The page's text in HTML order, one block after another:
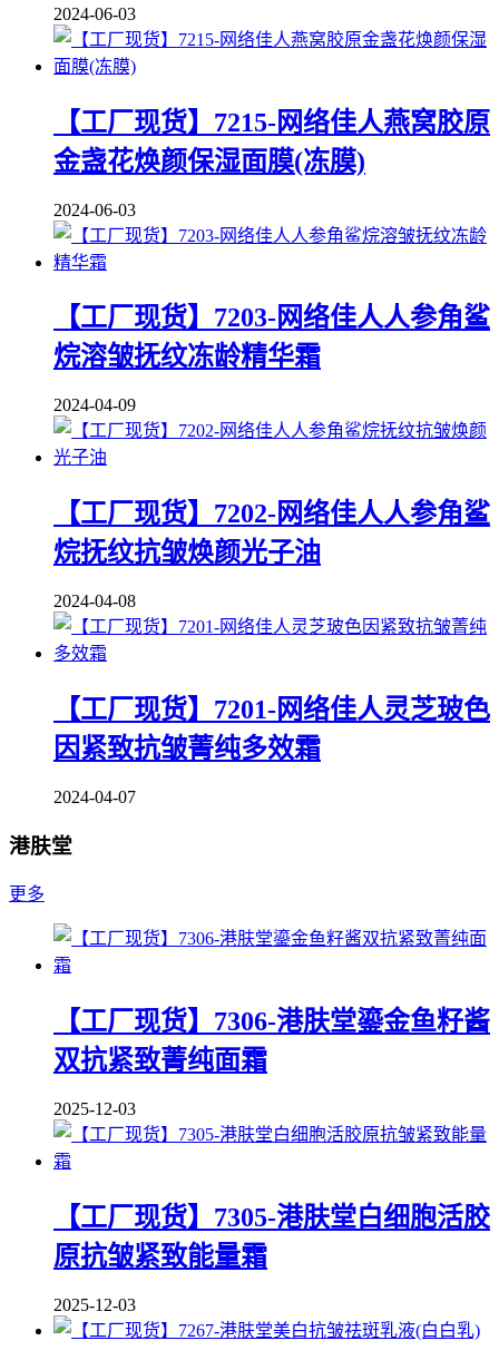
2024-06-03
【工厂现货】7215-网络佳人燕窝胶原
金盏花焕颜保湿面膜(冻膜)
2024-06-03
【工厂现货】7203-网络佳人人参角鲨
烷溶皱抚纹冻龄精华霜
2024-04-09
【工厂现货】7202-网络佳人人参角鲨
烷抚纹抗皱焕颜光子油
2024-04-08
【工厂现货】7201-网络佳人灵芝玻色
因紧致抗皱菁纯多效霜
2024-04-07
港肤堂
更多
【工厂现货】7306-港肤堂鎏金鱼籽酱
双抗紧致菁纯面霜
2025-12-03
【工厂现货】7305-港肤堂白细胞活胶
原抗皱紧致能量霜
2025-12-03